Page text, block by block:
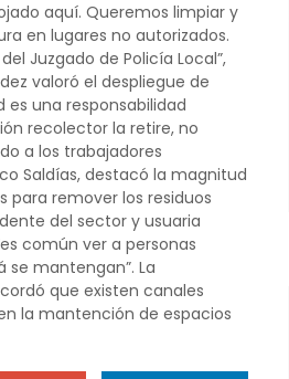
aquí. Queremos limpiar y
en lugares no autorizados.
Juzgado de Policía Local”,
valoró el despliegue de
una responsabilidad
recolector la retire, no
a los trabajadores
Saldías, destacó la magnitud
para remover los residuos
del sector y usuaria
común ver a personas
mantengan”. La
que existen canales
la mantención de espacios